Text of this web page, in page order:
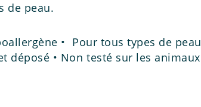
de peau.
• Pour tous types de peau
déposé • Non testé sur les animaux